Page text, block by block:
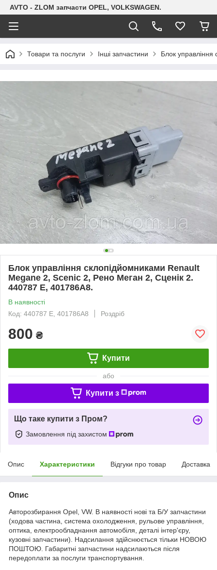
AVTO - ZLOM запчасти OPEL, VOLKSWAGEN.
Товари та послуги Інші запчастини Блок
Блок управління склопідйомниками Renault
Megane 2, Scenic 2, Рено Меган 2, Сценік 2.
440787 E, 401786A8.
В наявності
Код: 440787 E, 401786A8
Роздріб
800 ₴
Купити
або
Купити з
Що таке купити з Пром?
Замовлення під захистом
Опис Характеристики Відгуки про товар Доставка
Опис
Авторозбирання Opel, VW. В наявності нові та Б/У запчастини
(ходова частина, система охолодження, рульове управління,
оптика, електрообладнання автомобіля, деталі інтер'єру,
кузовні запчастини). Надсилання здійснюється тільки НОВОЮ
ПОШТОЮ. Габаритні запчастини надсилаються після
передоплати за послуги транспортування.